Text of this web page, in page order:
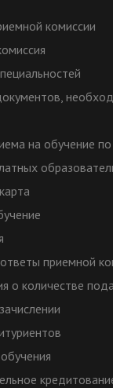
комиссии
на обучение
приемной
о количестве